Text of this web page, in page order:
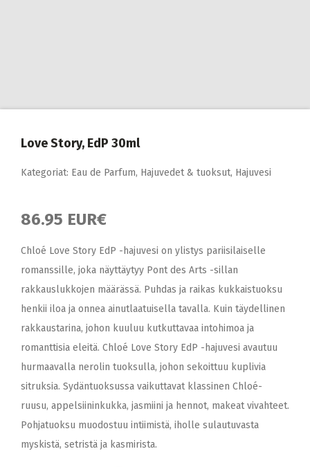
Love Story, EdP 30ml
Kategoriat: Eau de Parfum, Hajuvedet & tuoksut, Hajuvesi
86.95 EUR€
Chloé Love Story EdP -hajuvesi on ylistys pariisilaiselle
romanssille, joka näyttäytyy Pont des Arts -sillan
rakkauslukkojen määrässä. Puhdas ja raikas kukkaistuoksu
henkii iloa ja onnea ainutlaatuisella tavalla. Kuin täydellinen
rakkaustarina, johon kuuluu kutkuttavaa intohimoa ja
romanttisia eleitä. Chloé Love Story EdP -hajuvesi avautuu
hurmaavalla nerolin tuoksulla, johon sekoittuu kuplivia
sitruksia. Sydäntuoksussa vaikuttavat klassinen Chloé-
ruusu, appelsiininkukka, jasmiini ja hennot, makeat vivahteet.
Pohjatuoksu muodostuu intiimistä, iholle sulautuvasta
myskistä, setristä ja kasmirista.